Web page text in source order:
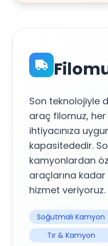
Son teknolojiyle
araç filomuz, her
ihtiyacınıza
kapasitededir.
kamyonlardan
araçlarına
hizmet veriyoruz.
Soğutmalı Kamyon
Tır & Kamyon